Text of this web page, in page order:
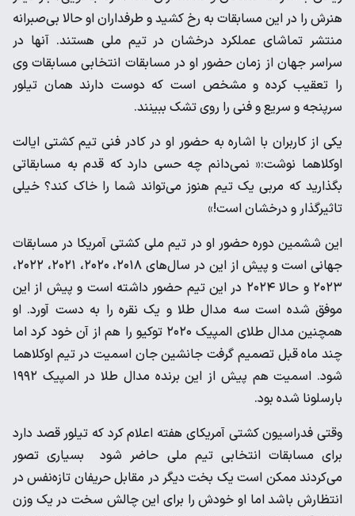
هنرش را در این مسابقات به رخ کشید و طرفداران او حالا بی‌صبرانه
منتشر تماشای عملکرد درخشان در تیم ملی هستند. آنها در
سراسر جهان از زمان حضور او در مسابقات انتخابی مسابقات وی
را تعقیب کرده و مشخص است که دوست دارند همان تیلور
سرپنجه و سریع و فنی را روی تشک ببینند.
یکی از کاربران با اشاره به حضور او در کادر فنی تیم کشتی ایالت
اوکلاهما نوشت:« نمی‌دانم چه حسی دارد که قدم به مسابقاتی
بگذارید که مربی یک تیم هنوز می‌تواند شما را خاک کند؟ خیلی
تاثیرگذار و درخشان است!»
این ششمین دوره حضور او در تیم ملی کشتی آمریکا در مسابقات
جهانی است و پیش از این در سال‌های ۲۰۱۸، ۲۰۲۰، ۲۰۲۱، ۲۰۲۲،
۲۰۲۳ و حالا ۲۰۲۴ در این تیم حضور داشته است و پیش از این
موفق شده است سه مدال طلا و یک نقره را به دست آورد. او
همچنین مدال طلای المپیک ۲۰۲۰ توکیو را هم از آن خود کرد اما
چند ماه قبل تصمیم گرفت جانشین جان اسمیت در تیم اوکلاهما
شود. اسمیت هم پیش از این برنده مدال طلا در المپیک ۱۹۹۲
بارسلونا شده بود.
وقتی فدراسیون کشتی آمریکای هفته اعلام کرد که تیلور قصد دارد
برای مسابقات انتخابی تیم ملی حاضر شود بسیاری تصور
می‌کردند ممکن است یک بخت دیگر در مقابل حریفان تازه‌نفس در
انتظارش باشد اما او خودش را برای این چالش سخت در یک وزن